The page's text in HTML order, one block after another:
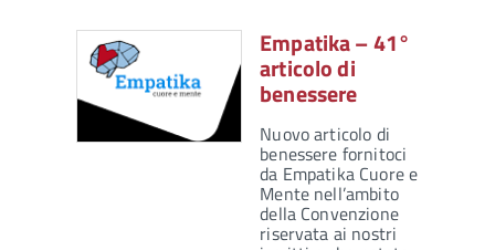
Empatika – 41°
articolo di
benessere
Nuovo articolo di
benessere fornitoci
da Empatika Cuore e
Mente nell’ambito
della Convenzione
riservata ai nostri